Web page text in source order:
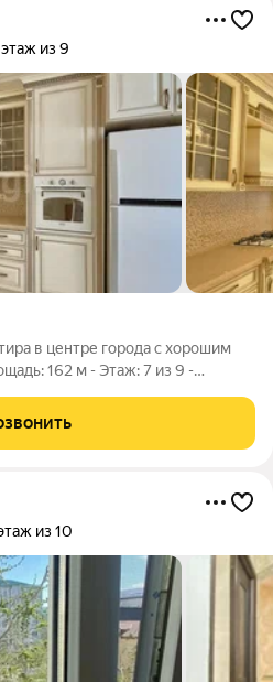
этаж из 9
в центре города с хорошим
162 м - Этаж: 7 из 9 -
квадратных метров, 2 детские
из 10